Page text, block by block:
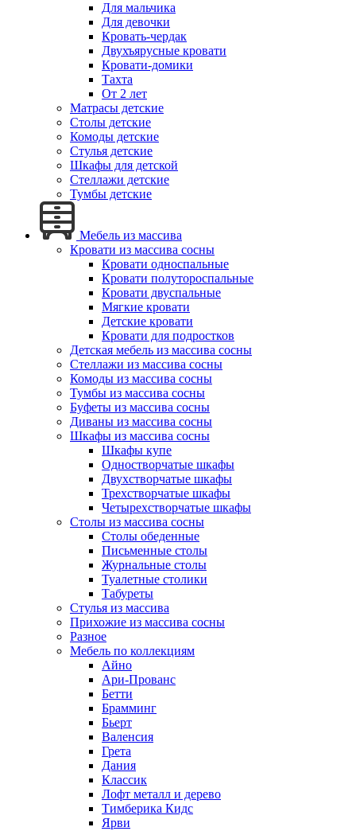
Для мальчика
Для девочки
Кровать-чердак
Двухъярусные кровати
Кровати-домики
Тахта
От 2 лет
Матрасы детские
Столы детские
Комоды детские
Стулья детские
Шкафы для детской
Стеллажи детские
Тумбы детские
Мебель из массива
Кровати из массива сосны
Кровати односпальные
Кровати полутороспальные
Кровати двуспальные
Мягкие кровати
Детские кровати
Кровати для подростков
Детская мебель из массива сосны
Стеллажи из массива сосны
Комоды из массива сосны
Тумбы из массива сосны
Буфеты из массива сосны
Диваны из массива сосны
Шкафы из массива сосны
Шкафы купе
Одностворчатые шкафы
Двухстворчатые шкафы
Трехстворчатые шкафы
Четырехстворчатые шкафы
Столы из массива сосны
Столы обеденные
Письменные столы
Журнальные столы
Туалетные столики
Табуреты
Стулья из массива
Прихожие из массива сосны
Разное
Мебель по коллекциям
Айно
Ари-Прованс
Бетти
Брамминг
Бьерт
Валенсия
Грета
Дания
Классик
Лофт металл и дерево
Тимберика Кидс
Ярви